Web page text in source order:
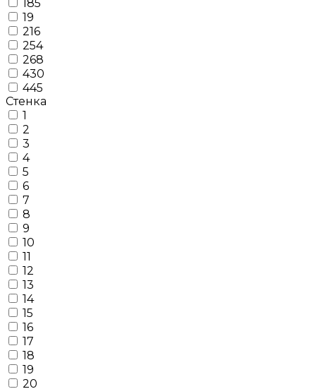
185
19
216
254
268
430
445
Стенка
1
2
3
4
5
6
7
8
9
10
11
12
13
14
15
16
17
18
19
20